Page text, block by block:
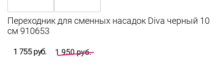
1 755 руб. 1 950 руб.